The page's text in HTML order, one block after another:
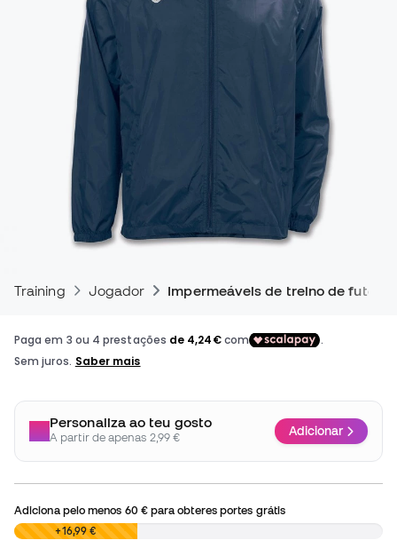
Training Jogador Impermeáveis de treino de futebol
Personaliza ao teu gosto
A partir de apenas 2,99 € Adicionar
Adiciona pelo menos 60 €para obteres portes grátis
0,00 € +16,99 €